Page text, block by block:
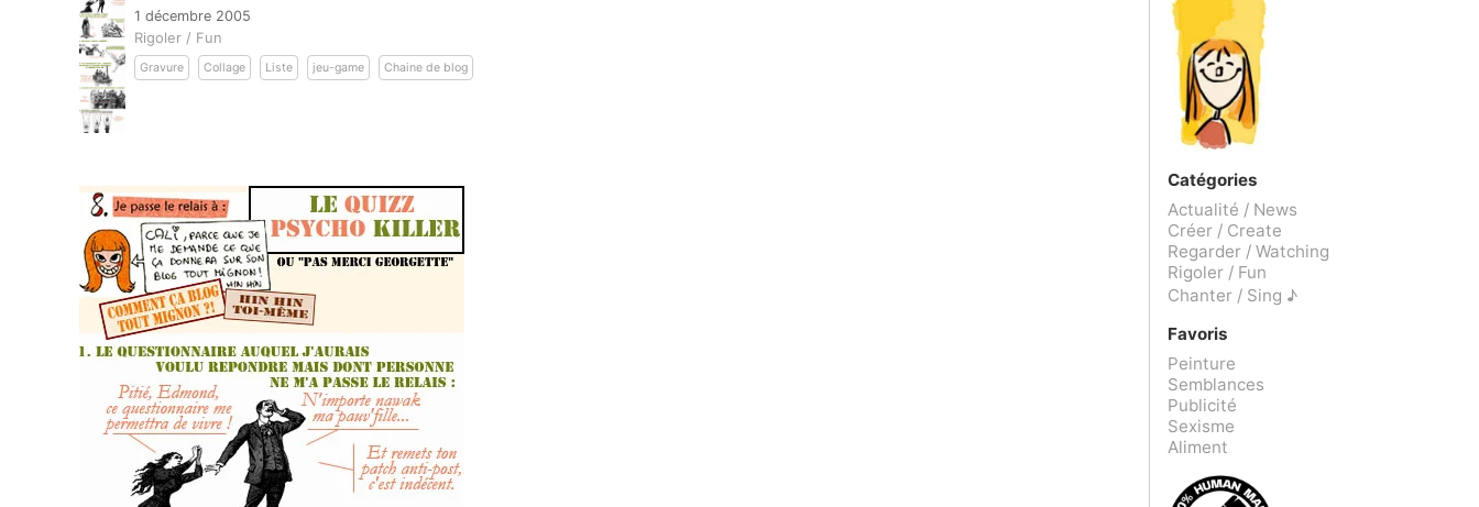
1 décembre 2005
Rigoler / Fun
Gravure Collage Liste jeu-game Chaine de blog
Catégories
Actualité / News
Créer / Create
Regarder / Watching
Rigoler / Fun
Chanter / Sing ♪
Favoris
Peinture
Semblances
Publicité
Sexisme
Aliment